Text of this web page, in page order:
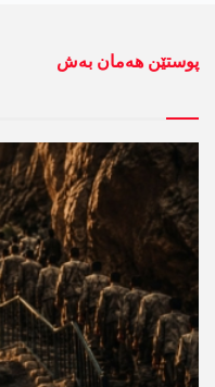
پوستێن ھەمان بەش